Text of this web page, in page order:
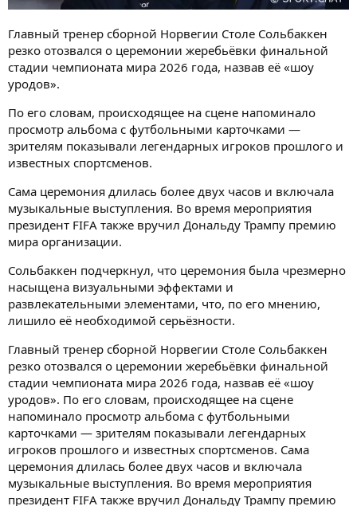
Главный тренер сборной Норвегии Столе Сольбаккен
резко отозвался о церемонии жеребьёвки финальной
стадии чемпионата мира 2026 года, назвав её «шоу
уродов».
По его словам, происходящее на сцене напоминало
просмотр альбома с футбольными карточками —
зрителям показывали легендарных игроков прошлого и
известных спортсменов.
Сама церемония длилась более двух часов и включала
музыкальные выступления. Во время мероприятия
президент FIFA также вручил Дональду Трампу премию
мира организации.
Сольбаккен подчеркнул, что церемония была чрезмерно
насыщена визуальными эффектами и
развлекательными элементами, что, по его мнению,
лишило её необходимой серьёзности.
Главный тренер сборной Норвегии Столе Сольбаккен
резко отозвался о церемонии жеребьёвки финальной
стадии чемпионата мира 2026 года, назвав её «шоу
уродов». По его словам, происходящее на сцене
напоминало просмотр альбома с футбольными
карточками — зрителям показывали легендарных
игроков прошлого и известных спортсменов. Сама
церемония длилась более двух часов и включала
музыкальные выступления. Во время мероприятия
президент FIFA также вручил Дональду Трампу премию